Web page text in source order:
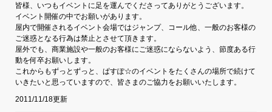
皆様、いつもイベントに足を運んでくださってありがとうございます。
イベント開催の中でお願いがあります。
屋内で開催されるイベント会場ではジャンプ、コール他、一般のお客様の
ご迷惑となる行為は禁止とさせて頂きます。
屋外でも、商業施設や一般のお客様にご迷惑にならないよう、節度ある行
動を何卒お願いします。
これからもずっとずっと、ぱすぽ☆のイベントをたくさんの場所で続けて
いきたいと思っていますので、皆さまのご協力をお願いいたします。
2011/11/18更新